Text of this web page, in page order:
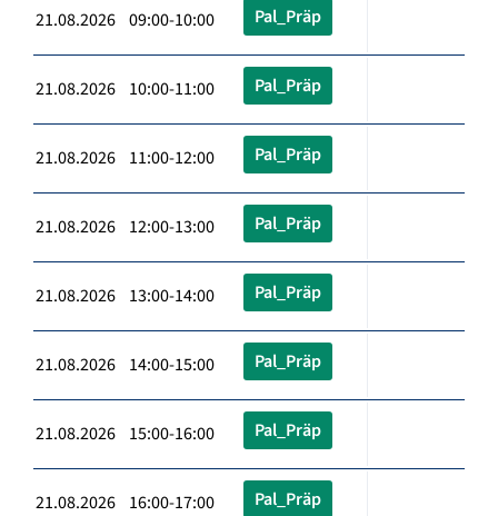
21.08.2026 09:00-10:00 Pal_Präp
21.08.2026 10:00-11:00 Pal_Präp
21.08.2026 11:00-12:00 Pal_Präp
21.08.2026 12:00-13:00 Pal_Präp
21.08.2026 13:00-14:00 Pal_Präp
21.08.2026 14:00-15:00 Pal_Präp
21.08.2026 15:00-16:00 Pal_Präp
21.08.2026 16:00-17:00 Pal_Präp